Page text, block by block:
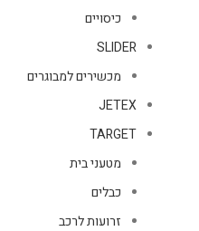
כיסויים
SLIDER
מכשירים למבוגרים
JETEX
TARGET
מטעני בית
כבלים
זרועות לרכב